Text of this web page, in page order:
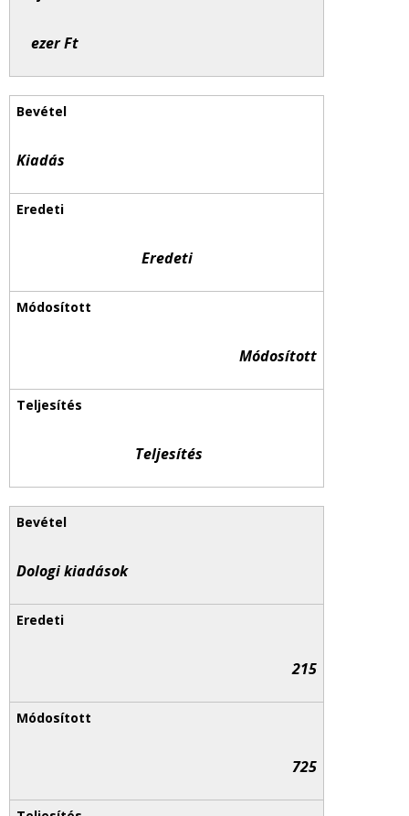
ezer Ft
Kiadás
Eredeti
Módosított
Teljesítés
Dologi kiadások
215
725